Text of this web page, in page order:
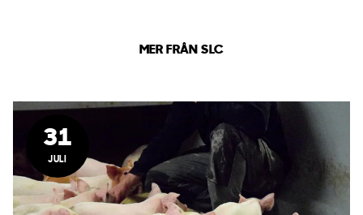
MER FRÅN SLC
31
JULI